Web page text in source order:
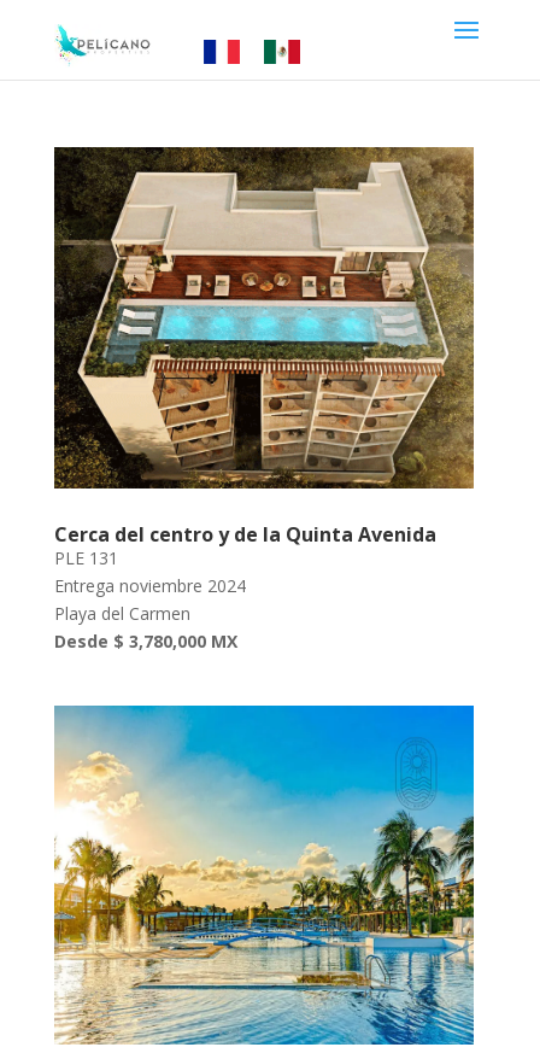
Cerca del centro y de la Quinta Avenida
PLE 131
Entrega noviembre 2024
Playa del Carmen
Desde $ 3,780,000 MX